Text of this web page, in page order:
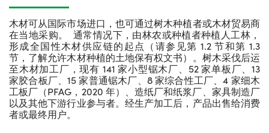
木材可从国际市场进口，也可通过树木种植者或木材贸易商
在当地采购。 通常情况下，由林农或种植者种植人工林，
形成全国性木材供应链的起点（请参见第 1.2 节和第 1.3
节，了解允许木材种植的土地保有权文书）。树木采伐后运
至木材加工厂，现有 141 家小型锯木厂、52 家单板厂、13
家胶合板厂、15 家普通锯木厂、8 家综合性工厂、4 家细木
工板厂（PFAG，2020 年）、造纸厂和纸浆厂、家具制造厂
以及其他下游行业参与者。经生产加工后，产品出售给消费
者或最终用户。